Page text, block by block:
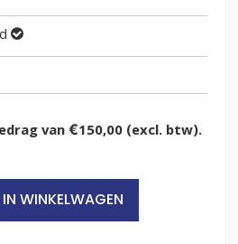
van €150,00 (excl. btw).
IN WINKELWAGEN